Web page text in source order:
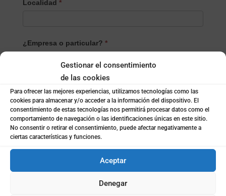
Gestionar el consentimiento
de las cookies
Para ofrecer las mejores experiencias, utilizamos tecnologías como las
cookies para almacenar y/o acceder a la información del dispositivo. El
consentimiento de estas tecnologías nos permitirá procesar datos como el
comportamiento de navegación o las identificaciones únicas en este sitio.
No consentir o retirar el consentimiento, puede afectar negativamente a
ciertas características y funciones.
Aceptar
Denegar
Localidad *
¿Empresa o particular? *
Particular
Nombre de la empresa*
Subida de archivo (opcional)